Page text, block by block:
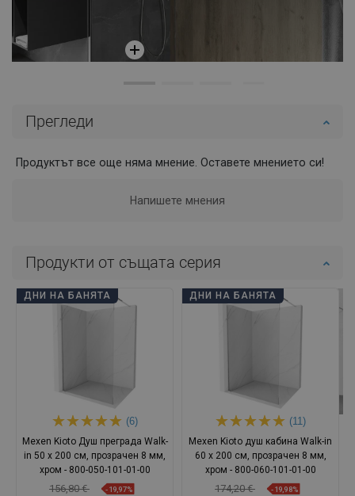
Прегледи
Продуктът все още няма мнение. Оставете мнението си!
Напишете мнения
Продукти от същата серия
ДНИ НА БАНЯТА
(6)
Mexen Kioto Душ преграда Walk-
in 50 x 200 см, прозрачен 8 мм,
хром - 800-050-101-01-00
156,80 € -19,97%
ДНИ НА БАНЯТА
(11)
Mexen Kioto душ кабина Walk-in
60 x 200 см, прозрачен 8 мм,
хром - 800-060-101-01-00
174,20 € -19,98%